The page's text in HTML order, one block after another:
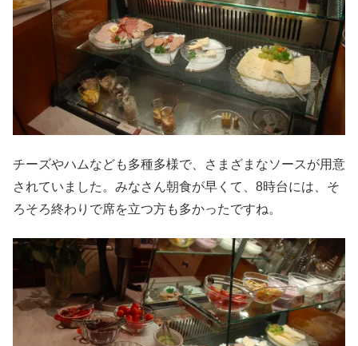
チーズやハムなども多種多様で、さまざまなソースが用意
されていました。みなさん朝食が早くて、8時台には、そ
ろそろ終わりで席を立つ方も多かったですね。